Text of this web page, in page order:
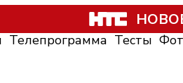
Телепрограмма Тесты